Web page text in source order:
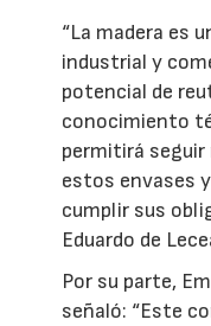
“La madera es
industrial y
potencial de
conocimiento
permitirá
estos envases
cumplir sus
Eduardo de
Por su parte,
señaló: “Este